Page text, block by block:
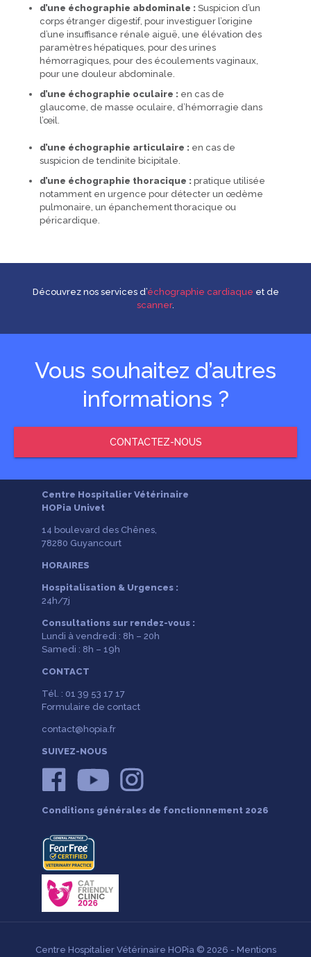
d’une échographie abdominale : Suspicion d’un
corps étranger digestif, pour investiguer l’origine
d’une insuffisance rénale aiguë, une élévation des
paramètres hépatiques, pour des urines
hémorragiques, pour des écoulements vaginaux,
pour une douleur abdominale.
d’une échographie oculaire : en cas de
glaucome, de masse oculaire, d’hémorragie dans
l’œil.
d’une échographie articulaire : en cas de
suspicion de tendinite bicipitale.
d’une échographie thoracique : pratique utilisée
notamment en urgence pour détecter un œdème
pulmonaire, un épanchement thoracique ou
péricardique.
Découvrez nos services d’échographie cardiaque et de
scanner.
Vous souhaitez d’autres
informations ?
CONTACTEZ-NOUS
Centre Hospitalier Vétérinaire
HOPia Univet
14 boulevard des Chênes,
78280 Guyancourt
HORAIRES
Hospitalisation & Urgences :
24h/7j
Consultations sur rendez-vous :
Lundi à vendredi : 8h – 20h
Samedi : 8h – 19h
CONTACT
Tél. : 01 39 53 17 17
Formulaire de contact
contact@hopia.fr
SUIVEZ-NOUS
Conditions générales de fonctionnement 2026
Centre Hospitalier Vétérinaire HOPia © 2026 - Mentions